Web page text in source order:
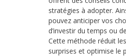
stratégies à adopter.
pouvez anticiper vos
d’investir du temps ou
Cette méthode réduit
surprises et optimise le